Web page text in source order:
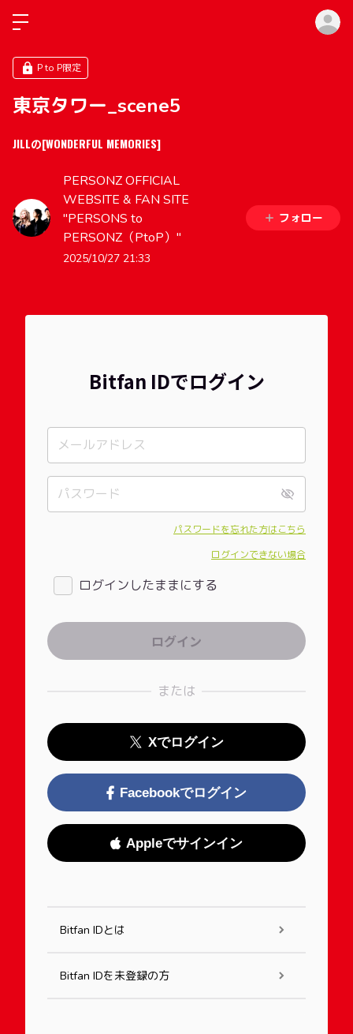
P to P限定
東京タワー_scene5
JILLの[WONDERFUL MEMORIES]
PERSONZ OFFICIAL
WEBSITE & FAN SITE
"PERSONS to
PERSONZ（PtoP）"
2025/10/27 21:33
フォロー
Bitfan IDでログイン
パスワードを忘れた方はこちら
ログインできない場合
ログインしたままにする
または
Xでログイン
Facebookでログイン
Appleでサインイン
Bitfan IDとは
Bitfan IDを未登録の方